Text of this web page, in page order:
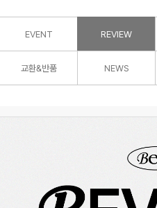
EVENT REVIEW
교환&반품 NEWS